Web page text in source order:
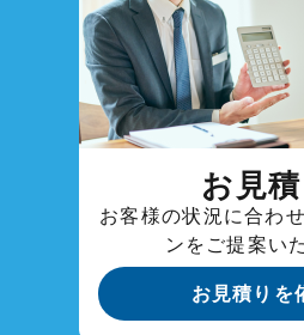
お見積
お客様の状況に合わ
ンをご提案い
お見積りを